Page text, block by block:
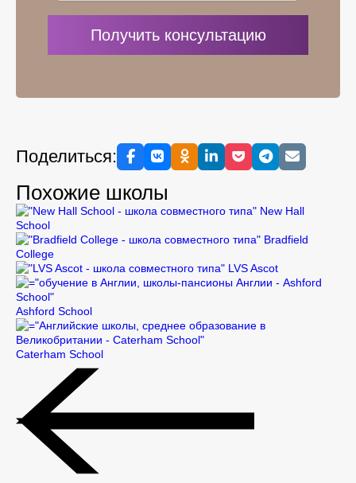
Поделиться:
Похожие школы
New Hall
School
Bradfield
College
LVS Ascot
Ashford School
Caterham School